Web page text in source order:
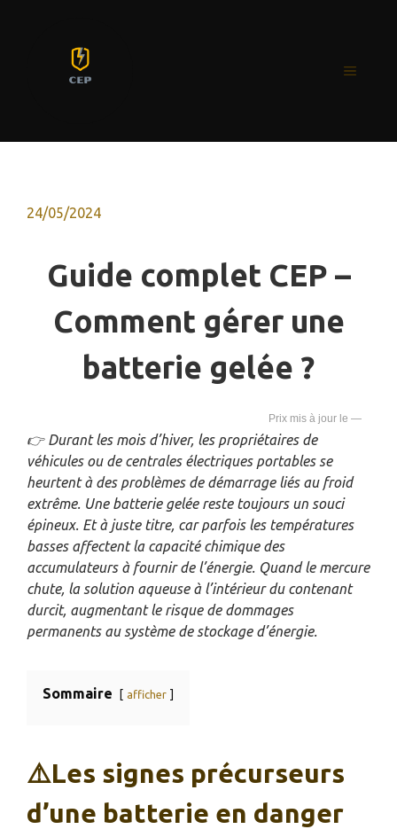
MENU
24/05/2024
Guide complet CEP –
Comment gérer une
batterie gelée ?
—
👉 Durant les mois d’hiver, les propriétaires de
véhicules ou de centrales électriques portables se
heurtent à des problèmes de démarrage liés au froid
extrême. Une batterie gelée reste toujours un souci
épineux. Et à juste titre, car parfois les températures
basses affectent la capacité chimique des
accumulateurs à fournir de l’énergie. Quand le mercure
chute, la solution aqueuse à l’intérieur du contenant
durcit, augmentant le risque de dommages
permanents au système de stockage d’énergie.
Sommaire afficher
⚠️Les signes précurseurs
d’une batterie en danger